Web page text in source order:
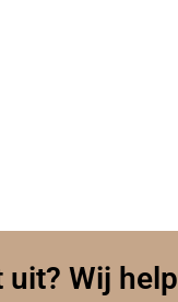
uit? Wij